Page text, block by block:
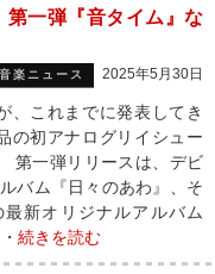
一弾『音タイム』な
音楽ニュース 2025年5月30日
、これまでに発表してき
の初アナログリイシュー
一弾リリースは、デビ
バム『日々のあわ』、そ
新オリジナルアルバム
続きを読む